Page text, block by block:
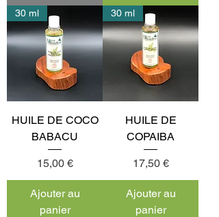
30 ml
HUILE DE COCO
BABACU
Prix
15,00 €
Ajouter au
panier
30 ml
HUILE DE
COPAIBA
Prix
17,50 €
Ajouter au
panier